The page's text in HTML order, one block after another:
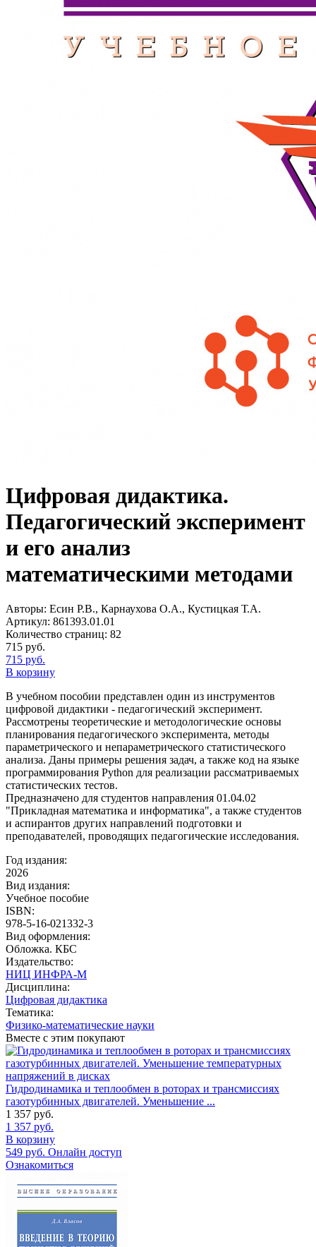
Цифровая дидактика.
Педагогический эксперимент
и его анализ
математическими методами
Авторы: Есин Р.В., Карнаухова О.А., Кустицкая Т.А.
Артикул: 861393.01.01
Количество страниц: 82
715 руб.
715 руб.
В корзину
В учебном пособии представлен один из инструментов
цифровой дидактики - педагогический эксперимент.
Рассмотрены теоретические и методологические основы
планирования педагогического эксперимента, методы
параметрического и непараметрического статистического
анализа. Даны примеры решения задач, а также код на языке
программирования Python для реализации рассматриваемых
статистических тестов.
Предназначено для студентов направления 01.04.02
"Прикладная математика и информатика", а также студентов
и аспирантов других направлений подготовки и
преподавателей, проводящих педагогические исследования.
Год издания:
2026
Вид издания:
Учебное пособие
ISBN:
978-5-16-021332-3
Вид оформления:
Обложка. КБС
Издательство:
НИЦ ИНФРА-М
Дисциплина:
Цифровая дидактика
Тематика:
Физико-математические науки
Вместе с этим покупают
Гидродинамика и теплообмен в роторах и трансмиссиях
газотурбинных двигателей. Уменьшение ...
1 357 руб.
1 357 руб.
В корзину
549 руб. Онлайн доступ
Ознакомиться